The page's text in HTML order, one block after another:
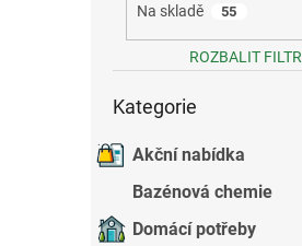
Na skladě 55
ROZBALIT FILTR
kategorie
Kategorie
Akční nabídka
Bazénová chemie
Domácí potřeby